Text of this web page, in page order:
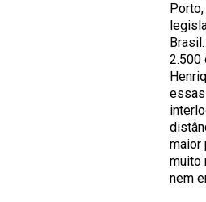
2.500
maior
muito
nem